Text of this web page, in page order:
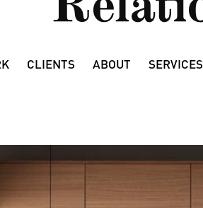
CLIENTS ABOUT SERVICES